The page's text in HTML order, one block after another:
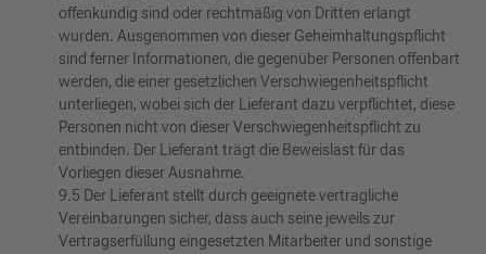
offenkundig sind oder rechtmäßig von Dritten erlangt
wurden. Ausgenommen von dieser Geheimhaltungspflicht
sind ferner Informationen, die gegenüber Personen offenbart
werden, die einer gesetzlichen Verschwiegenheitspflicht
unterliegen, wobei sich der Lieferant dazu verpflichtet, diese
Personen nicht von dieser Verschwiegenheitspflicht zu
entbinden. Der Lieferant trägt die Beweislast für das
Vorliegen dieser Ausnahme.
9.5 Der Lieferant stellt durch geeignete vertragliche
Vereinbarungen sicher, dass auch seine jeweils zur
Vertragserfüllung eingesetzten Mitarbeiter und sonstige